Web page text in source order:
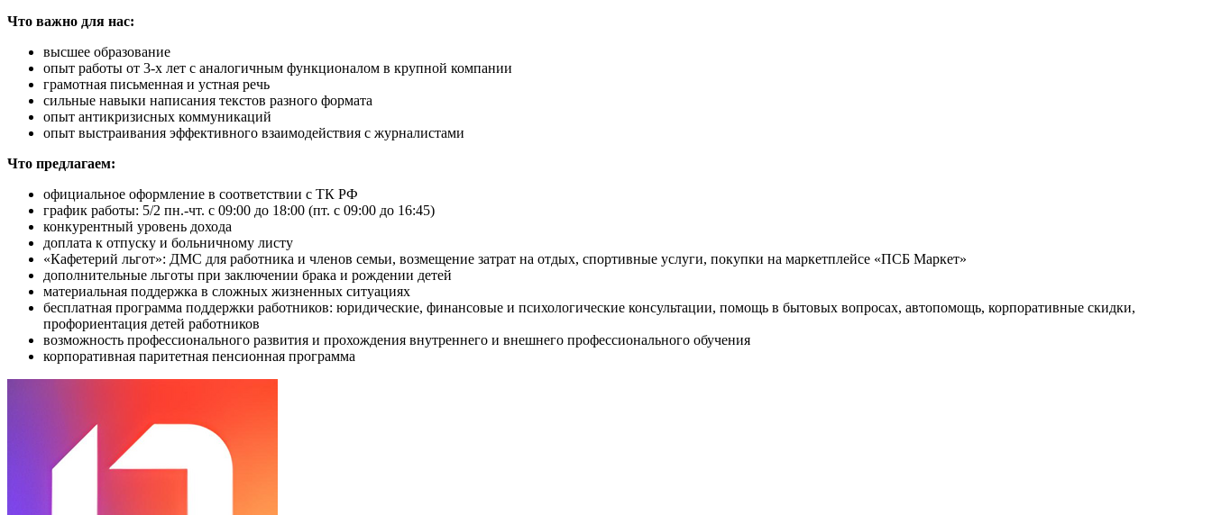
Что важно для нас:
высшее образование
опыт работы от 3-х лет с аналогичным функционалом в крупной компании
грамотная письменная и устная речь
сильные навыки написания текстов разного формата
опыт антикризисных коммуникаций
опыт выстраивания эффективного взаимодействия с журналистами
Что предлагаем:
официальное оформление в соответствии с ТК РФ
график работы: 5/2 пн.-чт. с 09:00 до 18:00 (пт. с 09:00 до 16:45)
конкурентный уровень дохода
доплата к отпуску и больничному листу
«Кафетерий льгот»: ДМС для работника и членов семьи, возмещение затрат на отдых, спортивные услуги, покупки на маркетплейсе «ПСБ Маркет»
дополнительные льготы при заключении брака и рождении детей
материальная поддержка в сложных жизненных ситуациях
бесплатная программа поддержки работников: юридические, финансовые и психологические консультации, помощь в бытовых вопросах, автопомощь, корпоративные скидки,
профориентация детей работников
возможность профессионального развития и прохождения внутреннего и внешнего профессионального обучения
корпоративная паритетная пенсионная программа